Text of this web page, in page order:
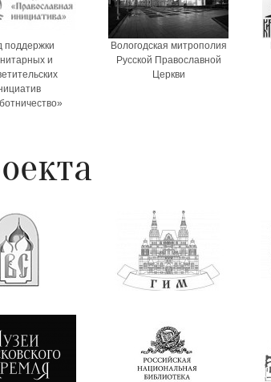
поддержки
и
Вологодская митрополия
Русской Православной
Церкви